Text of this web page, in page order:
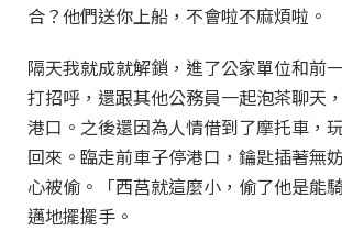
合？他們送你上船，不會啦不麻煩啦。
隔天我就成就解鎖，進了公家單位和前
打招呼，還跟其他公務員一起泡茶聊天
港口。之後還因為人情借到了摩托車，
回來。臨走前車子停港口，鑰匙插著無
心被偷。「西莒就這麼小，偷了他是能
邁地擺擺手。